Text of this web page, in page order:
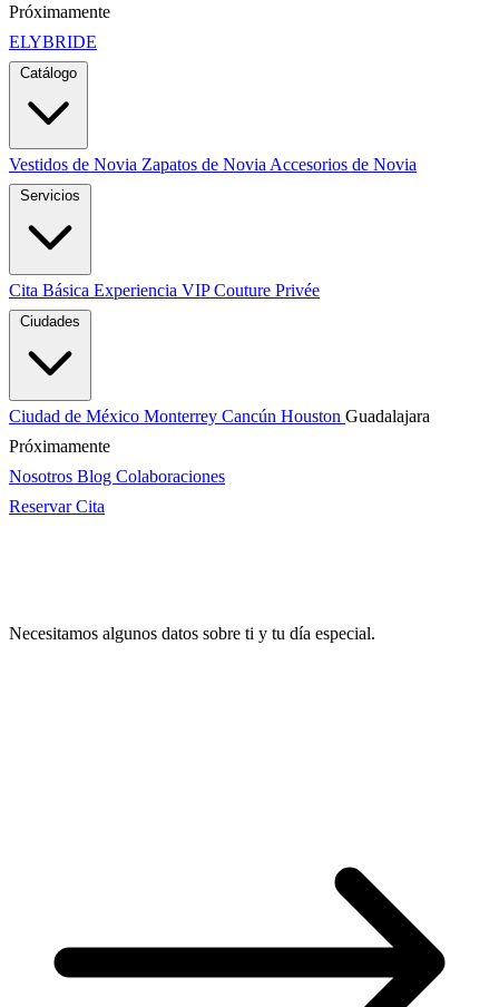
Próximamente
ELYBRIDE
Catálogo
Vestidos de Novia Zapatos de Novia Accesorios de Novia
Servicios
Cita Básica Experiencia VIPCouture Privée
Ciudades
Ciudad de México Monterrey Cancún Houston Guadalajara
Próximamente
Nosotros Blog Colaboraciones
Reservar Cita
Necesitamos algunos datos sobre ti y tu día especial.